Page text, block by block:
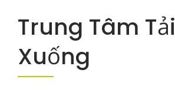
Trung Tâm Tải
Xuống